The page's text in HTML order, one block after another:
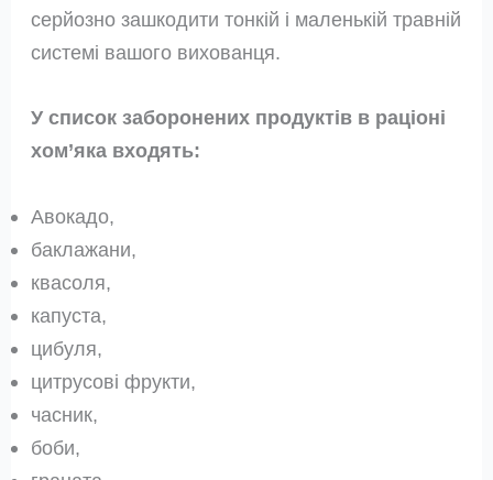
серйозно зашкодити тонкій і маленькій травній
системі вашого вихованця.
У список заборонених продуктів в раціоні
хом’яка входять:
Авокадо,
баклажани,
квасоля,
капуста,
цибуля,
цитрусові фрукти,
часник,
боби,